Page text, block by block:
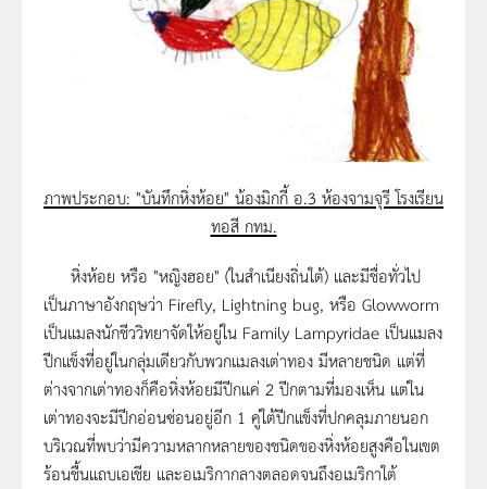
ภาพประกอบ: "บันทึกหิ่งห้อย" น้องมิกกี้ อ.3 ห้องจามจุรี โรงเรียน
ทอสี กทม.
หิ่งห้อย หรือ "หญิงฮอย" (ในสำเนียงถิ่นใต้) และมีชื่อทั่วไป
เป็นภาษาอังกฤษว่า Firefly, Lightning bug, หรือ Glowworm
เป็นแมลงนักชีววิทยาจัดให้อยู่ใน Family Lampyridae เป็นแมลง
ปีกแข็งที่อยู่ในกลุ่มเดียวกับพวกแมลงเต่าทอง มีหลายชนิด แต่ที่
ต่างจากเต่าทองก็คือหิ่งห้อยมีปีกแค่ 2 ปีกตามที่มองเห็น แต่ใน
เต่าทองจะมีปีกอ่อนซ่อนอยู่อีก 1 คู่ใต้ปีกแข็งที่ปกคลุมภายนอก
บริเวณที่พบว่ามีความหลากหลายของชนิดของหิ่งห้อยสูงคือในเขต
ร้อนชื้นแถบเอเชีย และอเมริกากลางตลอดจนถึงอเมริกาใต้